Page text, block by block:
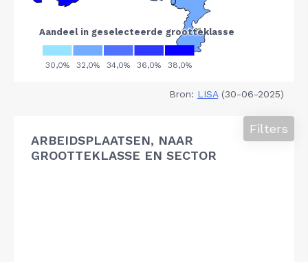
Bron: LISA(30-06-2025)
ARBEIDSPLAATSEN, NAAR
GROOTTEKLASSE EN SECTOR
Filters